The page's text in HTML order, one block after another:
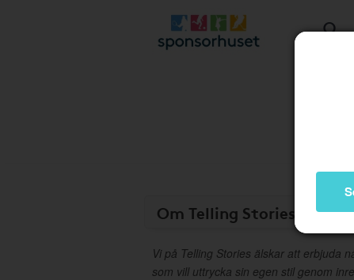
Om Telling Stories
Vi på Telling Stories älskar att erbjuda
som vill uttrycka sin egen stil genom